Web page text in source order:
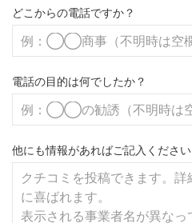
どこからの電話ですか？
電話の目的は何でしたか？
他にも情報があればご記入ください